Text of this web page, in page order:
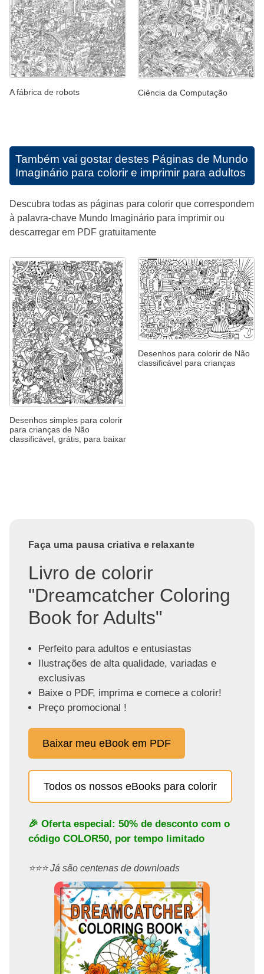
A fábrica de robots Ciência da Computação
Também vai gostar destes Páginas de Mundo
Imaginário para colorir e imprimir para adultos
Descubra todas as páginas para colorir que correspondem
à palavra-chave Mundo Imaginário para imprimir ou
descarregar em PDF gratuitamente
Desenhos simples para colorir
para crianças de Não
classificável, grátis, para baixar
Desenhos para colorir de Não
classificável para crianças
Faça uma pausa criativa e relaxante
Livro de colorir
"Dreamcatcher Coloring
Book for Adults"
Perfeito para adultos e entusiastas
Ilustrações de alta qualidade, variadas e
exclusivas
Baixe o PDF, imprima e comece a colorir!
Preço promocional !
Baixar meu eBook em PDF
Todos os nossos eBooks para colorir
🎉 Oferta especial: 50% de desconto com o
código COLOR50, por tempo limitado
⭐️⭐️⭐️ Já são centenas de downloads